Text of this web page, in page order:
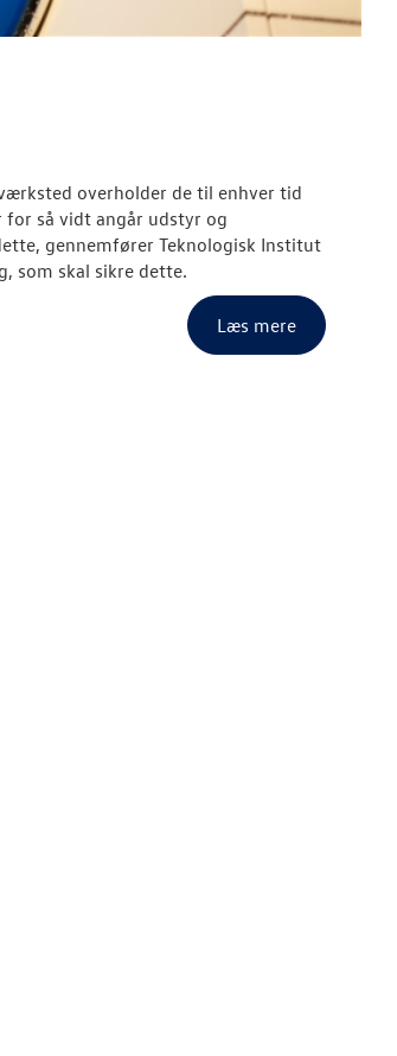
overholder de til enhver tid
så vidt angår udstyr og
gennemfører Teknologisk Institut
som skal sikre dette.
Læs mere